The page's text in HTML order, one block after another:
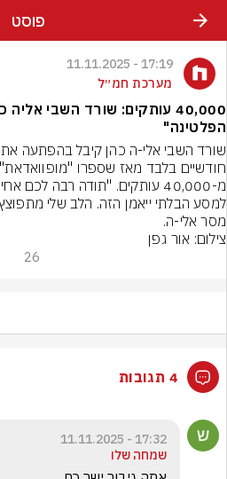
פוסט
17:19 - 11.11.2025
מערכת חמ״ל
40,000 עותקים: שורד השבי
הפלטינה"
מסר אלי-ה.
צילום: אור גפן
26
4 תגובות
17:32 - 11.11.2025
שמחה שלו